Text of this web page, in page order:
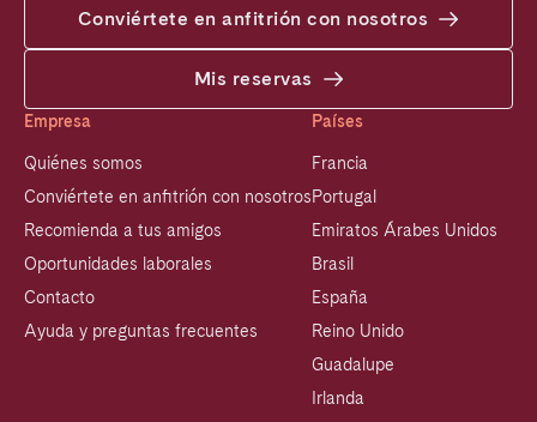
Conviértete en anfitrión con nosotros
Mis reservas
Empresa
Quiénes somos
Conviértete en anfitrión con nosotros
Recomienda a tus amigos
Oportunidades laborales
Contacto
Ayuda y preguntas frecuentes
Países
Francia
Portugal
Emiratos Árabes Unidos
Brasil
España
Reino Unido
Guadalupe
Irlanda